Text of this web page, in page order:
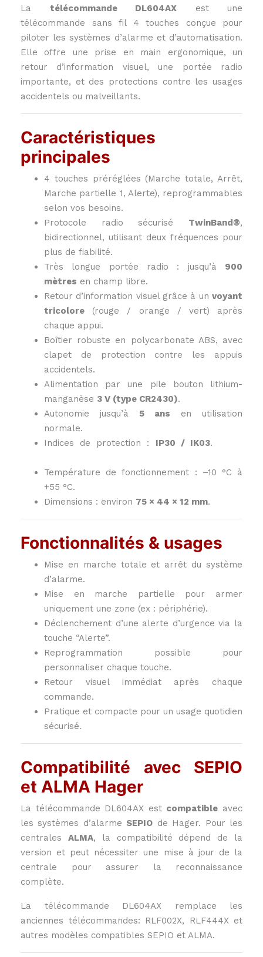
La télécommande DL604AX est une
télécommande sans fil 4 touches conçue pour
piloter les systèmes d’alarme et d’automatisation.
Elle offre une prise en main ergonomique, un
retour d’information visuel, une portée radio
importante, et des protections contre les usages
accidentels ou malveillants.
Caractéristiques
principales
4 touches préréglées (Marche totale, Arrêt,
Marche partielle 1, Alerte), reprogrammables
selon vos besoins.
Protocole radio sécurisé TwinBand®,
bidirectionnel, utilisant deux fréquences pour
plus de fiabilité.
Très longue portée radio : jusqu’à 900
mètres en champ libre.
Retour d’information visuel grâce à un voyant
tricolore (rouge / orange / vert) après
chaque appui.
Boîtier robuste en polycarbonate ABS, avec
clapet de protection contre les appuis
accidentels.
Alimentation par une pile bouton lithium-
manganèse 3 V (type CR2430).
Autonomie jusqu’à 5 ans en utilisation
normale.
Indices de protection : IP30 / IK03.
Température de fonctionnement : –10 °C à
+55 °C.
Dimensions : environ 75 × 44 × 12 mm.
Fonctionnalités & usages
Mise en marche totale et arrêt du système
d’alarme.
Mise en marche partielle pour armer
uniquement une zone (ex : périphérie).
Déclenchement d’une alerte d’urgence via la
touche “Alerte”.
Reprogrammation possible pour
personnaliser chaque touche.
Retour visuel immédiat après chaque
commande.
Pratique et compacte pour un usage quotidien
sécurisé.
Compatibilité avec SEPIO
et ALMA Hager
La télécommande DL604AX est compatible avec
les systèmes d’alarme SEPIO de Hager. Pour les
centrales ALMA, la compatibilité dépend de la
version et peut nécessiter une mise à jour de la
centrale pour assurer la reconnaissance
complète.
La télécommande DL604AX remplace les
anciennes télécommandes: RLF002X, RLF444X et
autres modèles compatibles SEPIO et ALMA.